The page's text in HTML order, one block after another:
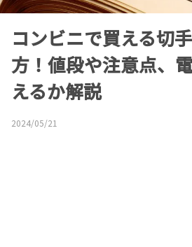
コンビニで買える切
方！値段や注意点、
えるか解説
2024/05/21